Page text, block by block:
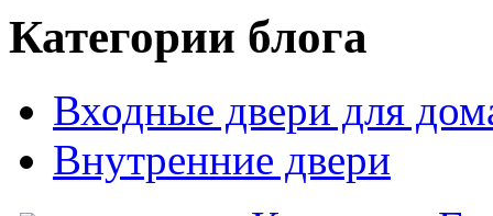
Категории блога
Входные двери для
Внутренние двери